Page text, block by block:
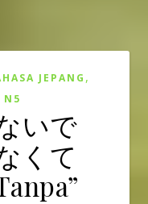
JEPANG ,
N5
いで
くて